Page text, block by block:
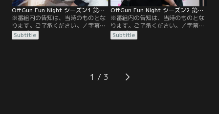
OffGun Fun Night シーズン1 第09話／字幕
※番組内の告知は、当時のものとな
ります。ご了承ください。／字幕／
シーズン1 第9話／テーとニューをゲ
ストに迎えた屋外ロケの後編。テー
当てるマニアックなクイズに全員で
Subtitle
OffGun Fun Night シーズン2 第01話／字幕
※番組内の告知は、当時のものとな
ります。ご了承ください。／字幕／
シーズン2 第1話／2017年から続く
人気バラエティ番組のシーズン2が
よりシーズン1を覚えているかクイ
ズで対決。負けたほうは額で生卵を
Subtitle
1